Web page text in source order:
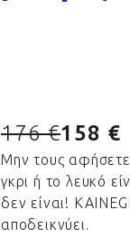
176 €158 €
Μην τους αφήσετε
γκρι ή το λευκό
δεν είναι!
αποδεικνύει.